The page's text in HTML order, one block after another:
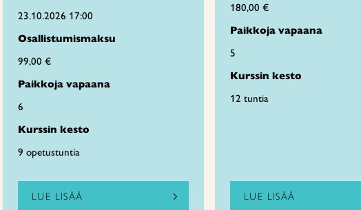
23.10.2026 17:00
Osallistumismaksu
99,00 €
Paikkoja vapaana
6
Kurssin kesto
9 opetustuntia
LUE LISÄÄ
180,00 €
Paikkoja vapaana
5
Kurssin kesto
12 tuntia
LUE LISÄÄ